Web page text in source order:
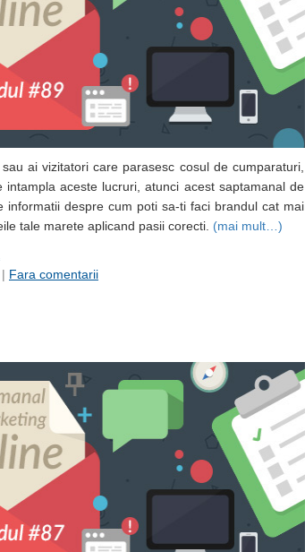
ai vizitatori care parasesc cosul de cumparaturi,
aceste lucruri, atunci acest saptamanal de
despre cum poti sa-ti faci brandul cat mai
tale marete aplicand pasii corecti. (mai mult…)
| Fara comentarii